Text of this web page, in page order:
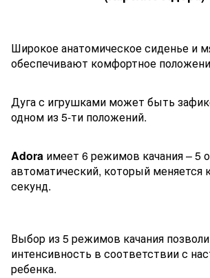
Широкое анатомическое сиденье и
обеспечивают комфортное
Дуга с игрушками может быть
одном из 5-ти положений.
Adora имеет 6 режимов качания – 5
автоматический, который меняется
секунд.
Выбор из 5 режимов качания
интенсивность в соответствии с
ребенка.